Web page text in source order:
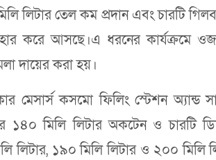
লিটার তেল কম প্রদান এবং চারটি
করে আসছে।এ ধরনের কার্যক্রমে
দায়ের করা হয়।
মেসার্স কসমো ফিলিং স্টেশন অ্যান্ড
১৪০ মিলি লিটার অকটেন ও চারটি
লিটার, ১৯০ মিলি লিটার ও ২০০ মিলি